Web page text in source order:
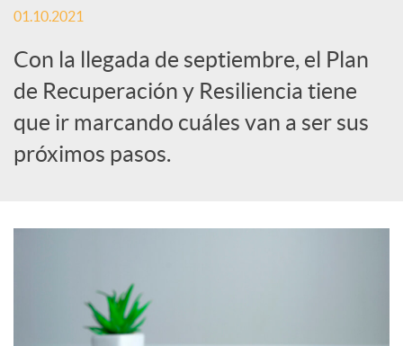
c
a
d
01.10.2021
Con la llegada de septiembre, el Plan
de Recuperación y Resiliencia tiene
que ir marcando cuáles van a ser sus
próximos pasos.